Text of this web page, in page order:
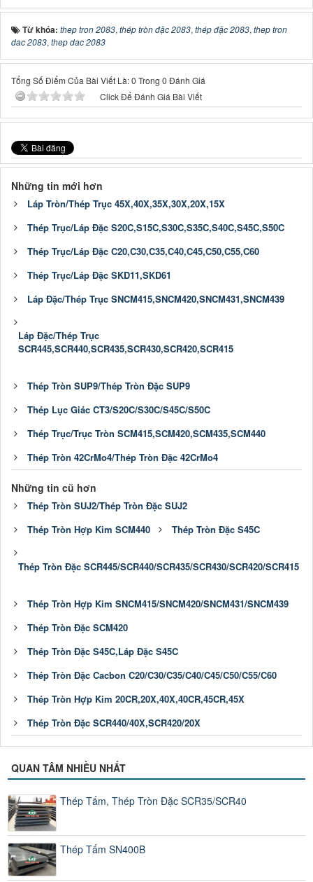
Từ khóa: thep tron 2083, thép tròn đặc 2083, thép đặc 2083, thep tron
dac 2083, thep dac 2083
Tổng Số Điểm Của Bài Viết Là: 0 Trong 0 Đánh Giá
Click Để Đánh Giá Bài Viết
Những tin mới hơn
Láp Tròn/Thép Trục 45X,40X,35X,30X,20X,15X
Thép Trục/Láp Đặc S20C,S15C,S30C,S35C,S40C,S45C,S50C
Thép Trục/Láp Đặc C20,C30,C35,C40,C45,C50,C55,C60
Thép Trục/Láp Đặc SKD11,SKD61
Láp Đặc/Thép Trục SNCM415,SNCM420,SNCM431,SNCM439
Láp Đặc/Thép Trục
SCR445,SCR440,SCR435,SCR430,SCR420,SCR415
Thép Tròn SUP9/Thép Tròn Đặc SUP9
Thép Lục Giác CT3/S20C/S30C/S45C/S50C
Thép Trục/Trục Tròn SCM415,SCM420,SCM435,SCM440
Thép Tròn 42CrMo4/Thép Tròn Đặc 42CrMo4
Những tin cũ hơn
Thép Tròn SUJ2/Thép Tròn Đặc SUJ2
Thép Tròn Hợp Kim SCM440
Thép Tròn Đặc S45C
Thép Tròn Đặc SCR445/SCR440/SCR435/SCR430/SCR420/SCR415
Thép Tròn Hợp Kim SNCM415/SNCM420/SNCM431/SNCM439
Thép Tròn Đặc SCM420
Thép Tròn Đặc S45C,Láp Đặc S45C
Thép Tròn Đặc Cacbon C20/C30/C35/C40/C45/C50/C55/C60
Thép Tròn Hợp Kim 20CR,20X,40X,40CR,45CR,45X
Thép Tròn Đặc SCR440/40X,SCR420/20X
QUAN TÂM NHIỀU NHẤT
Thép Tấm, Thép Tròn Đặc SCR35/SCR40
Thép Tấm SN400B